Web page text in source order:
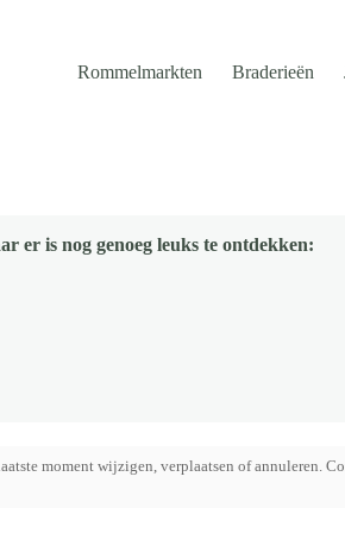
Rommelmarkten Braderieën
er is nog genoeg leuks te ontdekken:
moment wijzigen, verplaatsen of annuleren.